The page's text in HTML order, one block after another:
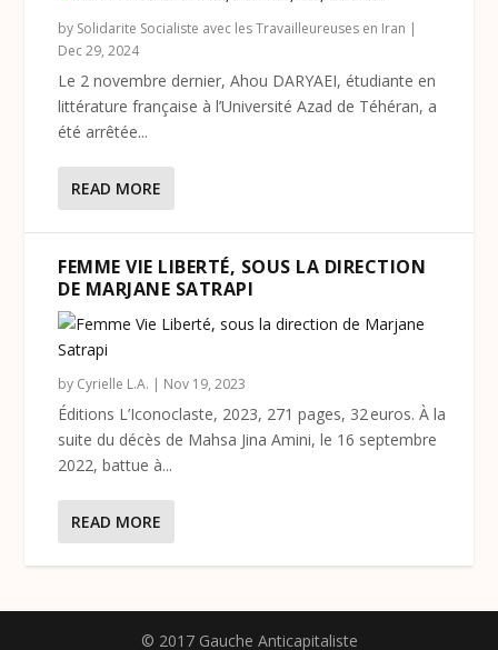
by Solidarite Socialiste avec les Travailleureuses en Iran |
Dec 29, 2024
Le 2 novembre dernier, Ahou DARYAEI, étudiante en
littérature française à l’Université Azad de Téhéran, a
été arrêtée...
READ MORE
FEMME VIE LIBERTÉ, SOUS LA DIRECTION
DE MARJANE SATRAPI
by Cyrielle L.A. | Nov 19, 2023
Éditions L’Iconoclaste, 2023, 271 pages, 32 euros. À la
suite du décès de Mahsa Jina Amini, le 16 septembre
2022, battue à...
READ MORE
© 2017 Gauche Anticapitaliste